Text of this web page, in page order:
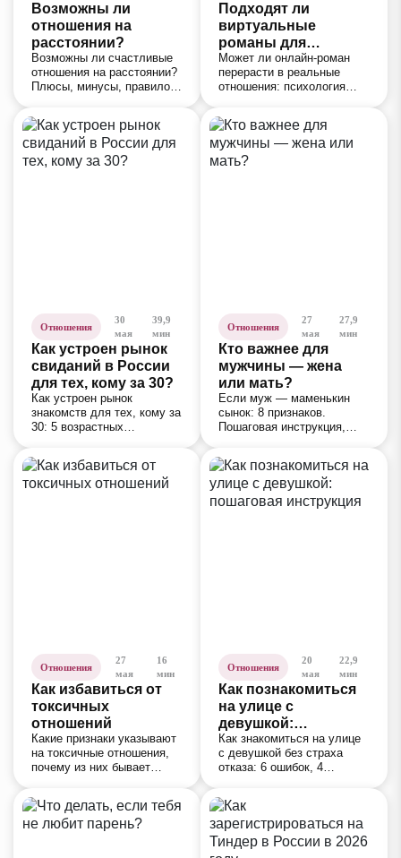
Возможны ли
отношения на
расстоянии?
Возможны ли счастливые
отношения на расстоянии?
Плюсы, минусы, правило
важны. Анализ рисков и
стратегии, чтобы сохранить
чувства.
Подходят ли
виртуальные
романы для
долгосрочных
отношений?
Может ли онлайн-роман
перерасти в реальные
отношения: психология
столпов успеха, 10
признаков тупика и что
делать при встрече.
Отношения
30
мая
39,9
мин
Как устроен рынок
свиданий в России
для тех, кому за 30?
Как устроен рынок
знакомств для тех, кому за
30: 5 возрастных
каналов, сравнение с
брачными агентствами и
пошаговая стратегия без
Отношения
27
мая
27,9
мин
Кто важнее для
мужчины — жена
или мать?
Если муж — маменькин
сынок: 8 признаков.
Пошаговая инструкция,
в семье, и советы
психолога для жены, мужа
и свекрови.
Отношения
27
мая
16
мин
Как избавиться от
токсичных
отношений
Какие признаки указывают
на токсичные отношения,
почему из них бывает
помогает постепенно
восстановить
эмоциональное состояние.
Отношения
20
мая
22,9
мин
Как познакомиться
на улице с
девушкой:
пошаговая
инструкция
Как знакомиться на улице
с девушкой без страха
отказа: 6 ошибок, 4
пошаговый алгоритм.
Лучшие места, фразы и
ответы на отказы.